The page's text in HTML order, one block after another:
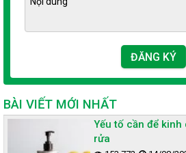
BÀI VIẾT MỚI NHẤT
Yếu tố cần để
rửa